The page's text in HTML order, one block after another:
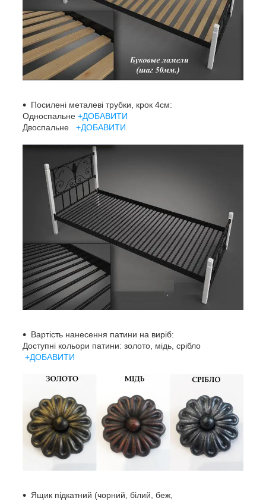
Посилені металеві трубки, крок 4см:
Односпальне +ДОБАВИТИ
Двоспальне +ДОБАВИТИ
Вартість нанесення патини на виріб:
Доступні кольори патини: золото, мідь, срібло
+ДОБАВИТИ
Ящик підкатний (чорний, білий, беж,